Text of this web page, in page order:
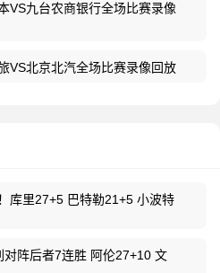
VS九台农商银行全场比赛录像
VS北京北汽全场比赛录像回放
库里27+5 巴特勒21+5 小波特
阵后者7连胜 阿伦27+10 文